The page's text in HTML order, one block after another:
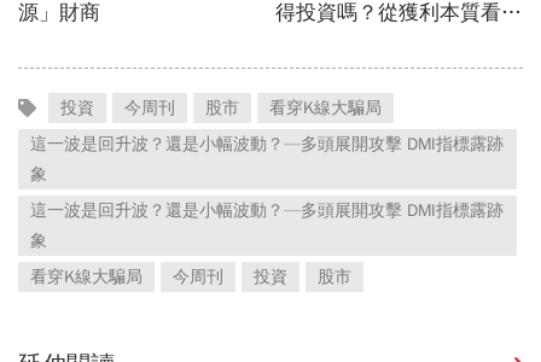
投資 今周刊 股市
看穿K線大騙局
這一波是回升波？還是小幅波動？—多頭展開攻擊 DMI指標露跡
象
這一波是回升波？還是小幅波動？—多頭展開攻擊 DMI指標露跡
象
看穿K線大騙局
今周刊 投資 股市